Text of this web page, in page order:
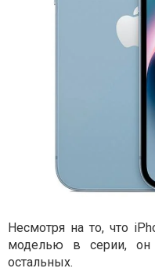
Несмотря на то, что
моделью в серии,
остальных.